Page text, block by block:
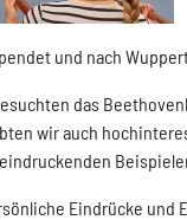
und nach
das
wir auch
Eindrücke